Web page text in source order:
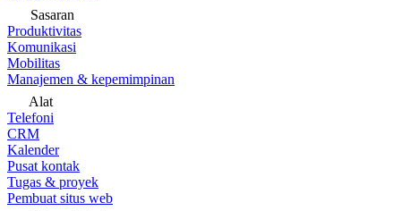
Sasaran
Produktivitas
Komunikasi
Mobilitas
Manajemen & kepemimpinan
Alat
Telefoni
CRM
Kalender
Pusat kontak
Tugas & proyek
Pembuat situs web